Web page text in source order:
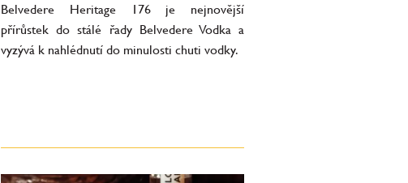
Belvedere Heritage 176 je nejnovější
přírůstek do stálé řady Belvedere Vodka a
vyzývá k nahlédnutí do minulosti chuti vodky.